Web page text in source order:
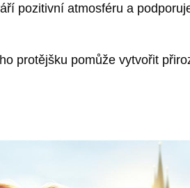
pozitivní atmosféru a
protějšku pomůže vytvořit